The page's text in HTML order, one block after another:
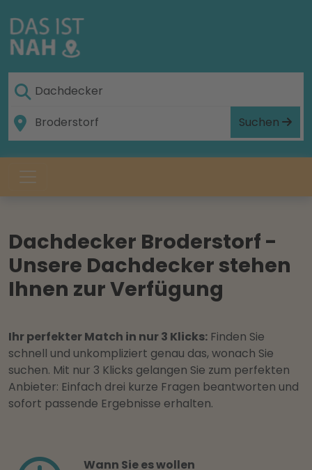
Suchen
Dachdecker Broderstorf -
Unsere Dachdecker stehen
Ihnen zur Verfügung
Ihr perfekter Match in nur 3 Klicks: Finden Sie
schnell und unkompliziert genau das, wonach Sie
suchen. Mit nur 3 Klicks gelangen Sie zum perfekten
Anbieter: Einfach drei kurze Fragen beantworten und
sofort passende Ergebnisse erhalten.
Wann Sie es wollen